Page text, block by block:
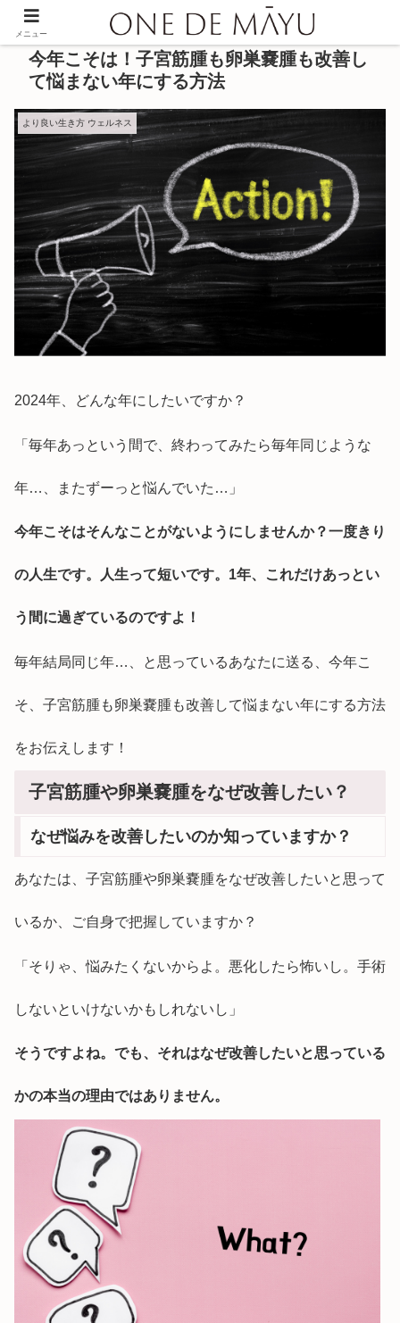
今年こそは！子宮筋腫も卵巣嚢腫も改善し
て悩まない年にする方法
より良い生き方 ウェルネス
2024年、どんな年にしたいですか？
「毎年あっという間で、終わってみたら毎年同じような
年…、またずーっと悩んでいた…」
今年こそはそんなことがないようにしませんか？一度きり
の人生です。人生って短いです。1年、これだけあっとい
う間に過ぎているのですよ！
毎年結局同じ年…、と思っているあなたに送る、今年こ
そ、子宮筋腫も卵巣嚢腫も改善して悩まない年にする方法
をお伝えします！
子宮筋腫や卵巣嚢腫をなぜ改善したい？
なぜ悩みを改善したいのか知っていますか？
あなたは、子宮筋腫や卵巣嚢腫をなぜ改善したいと思って
いるか、ご自身で把握していますか？
「そりゃ、悩みたくないからよ。悪化したら怖いし。手術
しないといけないかもしれないし」
そうですよね。でも、それはなぜ改善したいと思っている
かの本当の理由ではありません。
メニュー